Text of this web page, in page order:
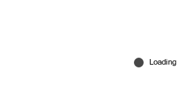
‘സുരേഷ് ഗോപിയുടേത് രാഷ്ട്രീയ